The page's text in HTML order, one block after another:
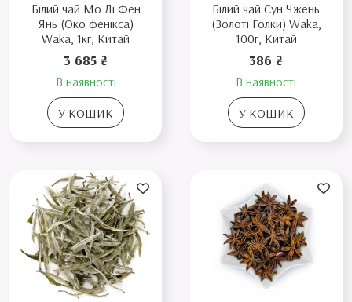
Білий чай Мо Лі Фен
Янь (Око фенікса)
Waka, 1кг, Китай
3 685 ₴
В наявності
У КОШИК
Білий чай Сун Чжень
(Золоті Голки) Waka,
100г, Китай
386 ₴
В наявності
У КОШИК